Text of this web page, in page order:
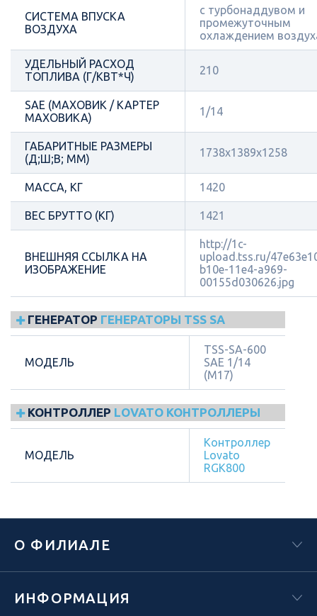
СИСТЕМА ВПУСКА
ВОЗДУХА
с турбонаддувом и
промежуточным
охлаждением
УДЕЛЬНЫЙ РАСХОД
ТОПЛИВА (Г/КВТ*Ч)
210
SAE (МАХОВИК / КАРТЕР
МАХОВИКА)
1/14
ГАБАРИТНЫЕ РАЗМЕРЫ
(Д;Ш;В; ММ)
1738x1389x1258
МАССА, КГ 1420
ВЕС БРУТТО (КГ) 1421
ВНЕШНЯЯ ССЫЛКА НА
ИЗОБРАЖЕНИЕ
http://1c-
upload.tss.ru/
b10e-11e4-a969-
00155d030626.jpg
ГЕНЕРАТОР ГЕНЕРАТОРЫ TSS SA
МОДЕЛЬ
TSS-SA-600
SAE 1/14
(М17)
КОНТРОЛЛЕР LOVATO КОНТРОЛЛЕРЫ
МОДЕЛЬ
Контроллер
Lovato
RGK800
О ФИЛИАЛЕ
ИНФОРМАЦИЯ